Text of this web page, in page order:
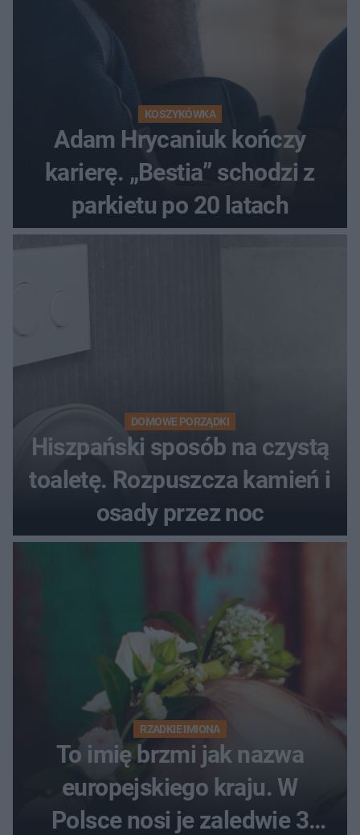
KOSZYKÓWKA
Adam Hrycaniuk kończy
karierę. „Bestia” schodzi z
parkietu po 20 latach
DOMOWE PORZĄDKI
Hiszpański sposób na czystą
toaletę. Rozpuszcza kamień i
osady przez noc
RZADKIE IMIONA
To imię brzmi jak nazwa
europejskiego kraju. W
Polsce nosi je zaledwie 3